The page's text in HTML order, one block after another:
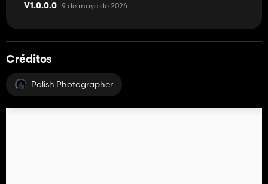
V1.0.0.0 9 de mayo de 2026
Créditos
Polish Photographer